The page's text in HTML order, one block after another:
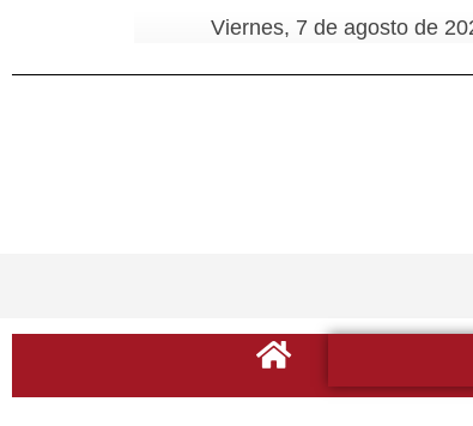
Viernes, 7 de agosto de